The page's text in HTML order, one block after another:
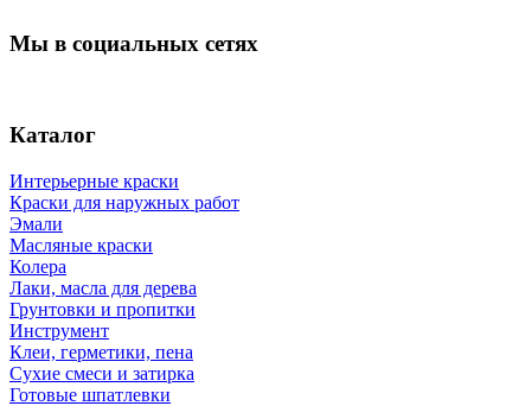
Мы в социальных сетях
Каталог
Интерьерные краски
Краски для наружных работ
Эмали
Масляные краски
Колера
Лаки, масла для дерева
Грунтовки и пропитки
Инструмент
Клеи, герметики, пена
Сухие смеси и затирка
Готовые шпатлевки